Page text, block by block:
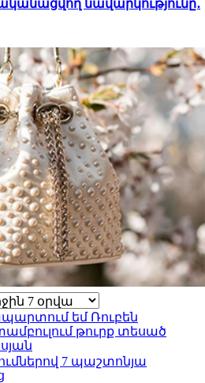
նավարկությունը․
եմ Ռուբեն
թուրք տեսած
7 պաշտոնյա